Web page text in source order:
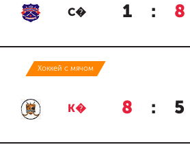
С� 1 : 8
Хоккей с мячом
К� 8 : 5